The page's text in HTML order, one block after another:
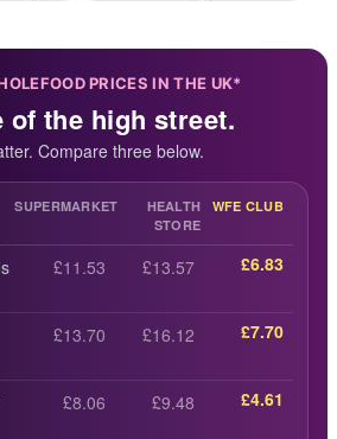
PRICES IN THE UK*
of the high street.
Compare three below.
SUPERMARKET
HEALTH
STORE
WFE CLUB
£11.53 £13.57 £6.83
£13.70 £16.12 £7.70
£8.06 £9.48 £4.61